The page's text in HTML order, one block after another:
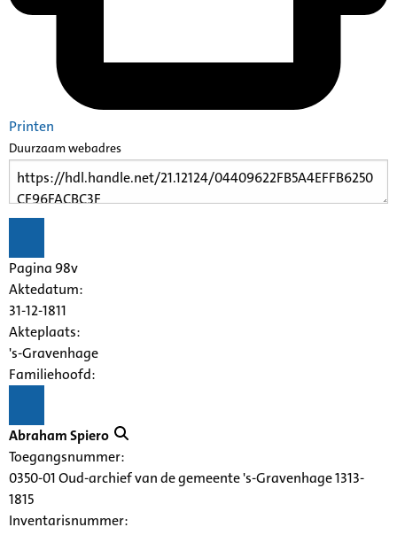
Printen
Duurzaam webadres
Pagina 98v
Aktedatum:
31-12-1811
Akteplaats:
's-Gravenhage
Familiehoofd:
Abraham Spiero
Toegangsnummer:
0350-01 Oud-archief van de gemeente 's-Gravenhage 1313-
1815
Inventarisnummer: